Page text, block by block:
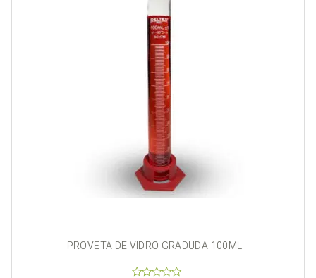
PROVETA DE VIDRO GRADUDA 100ML